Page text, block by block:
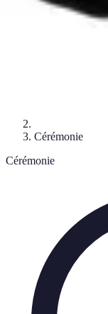
Cérémonie
Cérémonie